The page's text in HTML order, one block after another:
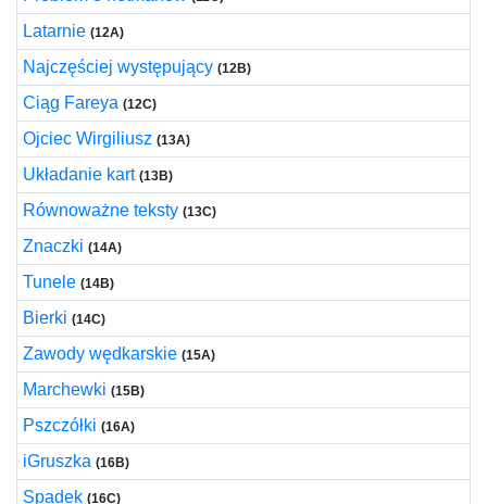
Latarnie (12A)
Najczęściej występujący (12B)
Ciąg Fareya (12C)
Ojciec Wirgiliusz (13A)
Układanie kart (13B)
Równoważne teksty (13C)
Znaczki (14A)
Tunele (14B)
Bierki (14C)
Zawody wędkarskie (15A)
Marchewki (15B)
Pszczółki (16A)
iGruszka (16B)
Spadek (16C)